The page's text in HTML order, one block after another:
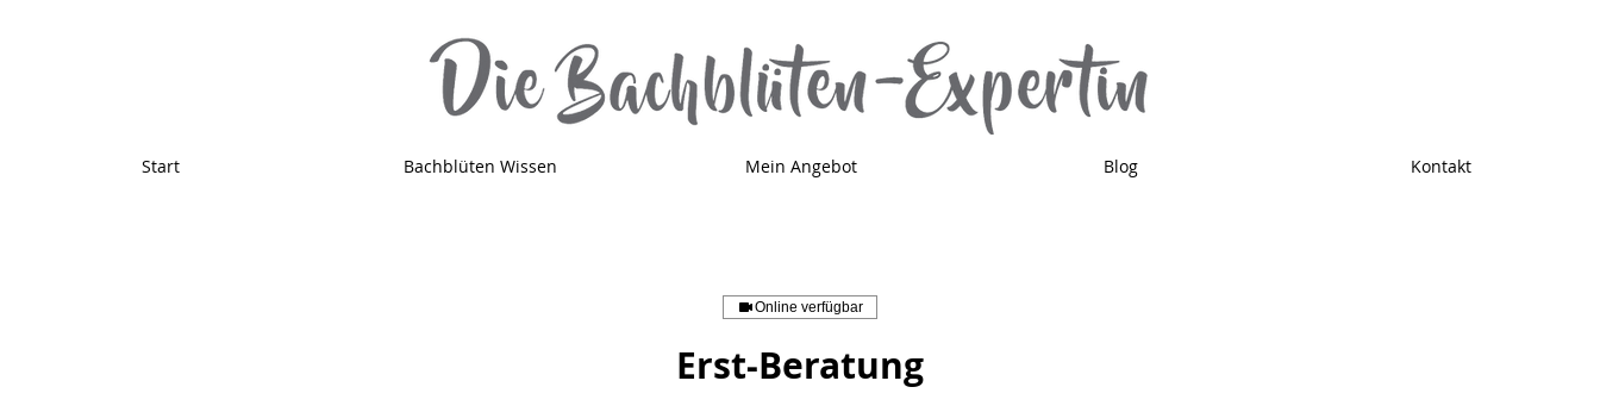
Start Bachblüten Wissen Mein Angebot Blog Kontakt
Online verfügbar
Erst-Beratung